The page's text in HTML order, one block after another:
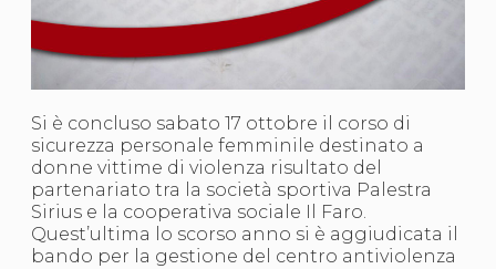
Gare e Risultati
Attività Didattica
Albi Federali
Arti marziali
Ju Jitsu
Sumo
Capoeira
Grappling
BJJ
Pancrazio/Pankration
S'istrumpa
Si è concluso sabato 17 ottobre il corso di
sicurezza personale femminile destinato a
donne vittime di violenza risultato del
partenariato tra la società sportiva Palestra
Sirius e la cooperativa sociale Il Faro.
Quest’ultima lo scorso anno si è aggiudicata il
bando per la gestione del centro antiviolenza